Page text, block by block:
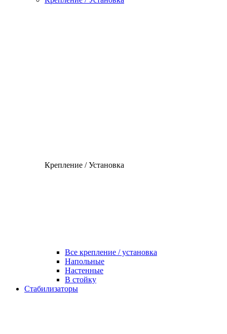
Крепление / Установка
Все крепление / установка
Напольные
Настенные
В стойку
Стабилизаторы